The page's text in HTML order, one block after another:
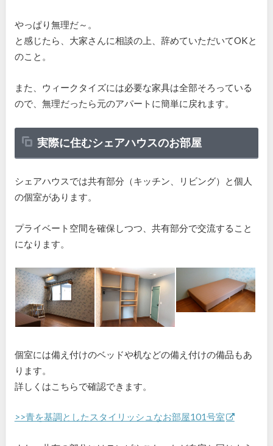
やっぱり無理だ～。
と感じたら、大家さんに相談の上、辞めていただいてOKと
のこと。
また、ウィークタイズには必要な家具は全部そろっている
ので、無理だったら元のアパートに簡単に戻れます。
実際に住むシェアハウスのお部屋
シェアハウスでは共有部分（キッチン、リビング）と個人
の個室があります。
プライベート空間を確保しつつ、共有部分で交流すること
になります。
個室には備え付けのベッドや机などの備え付けの備品もあ
ります。
詳しくはこちらで確認できます。
>>青を基調としたスタイリッシュなお部屋101号室